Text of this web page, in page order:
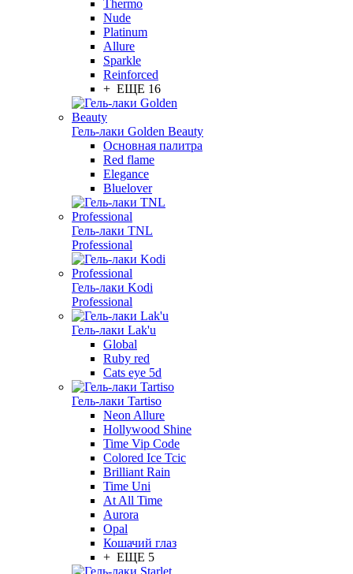
Thermo
Nude
Platinum
Allure
Sparkle
Reinforced
+ ЕЩЕ 16
Гель-лаки Golden Beauty
Основная палитра
Red flame
Elegance
Bluelover
Гель-лаки TNL
Professional
Гель-лаки Kodi
Professional
Гель-лаки Lak'u
Global
Ruby red
Cats eye 5d
Гель-лаки Tartiso
Neon Allure
Hollywood Shine
Time Vip Code
Colored Ice Tcic
Brilliant Rain
Time Uni
At All Time
Aurora
Opal
Кошачий глаз
+ ЕЩЕ 5